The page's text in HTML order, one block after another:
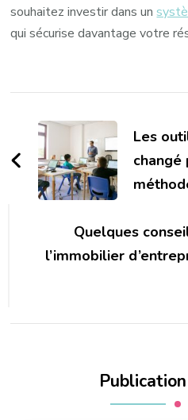
souhaitez investir dans un
qui sécurise davantage votre
d'article
Les
Quelques
l’immobilier